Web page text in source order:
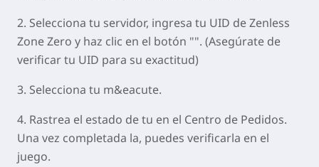
2. Selecciona tu servidor, ingresa tu UID de Zenless
Zone Zero y haz clic en el botón "". (Asegúrate de
verificar tu UID para su exactitud)
3. Selecciona tu m&eacute.
4. Rastrea el estado de tu en el Centro de Pedidos.
Una vez completada la, puedes verificarla en el
juego.